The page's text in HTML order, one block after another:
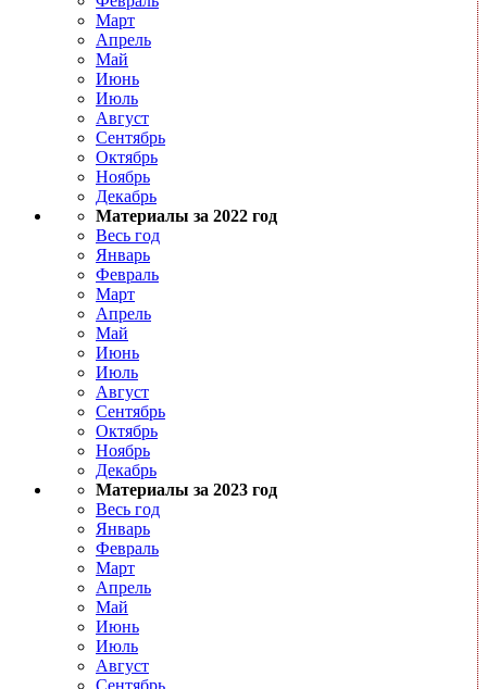
Март
Апрель
Май
Июнь
Июль
Август
Сентябрь
Октябрь
Ноябрь
Декабрь
Материалы за 2022 год
Весь год
Январь
Февраль
Март
Апрель
Май
Июнь
Июль
Август
Сентябрь
Октябрь
Ноябрь
Декабрь
Материалы за 2023 год
Весь год
Январь
Февраль
Март
Апрель
Май
Июнь
Июль
Август
Сентябрь